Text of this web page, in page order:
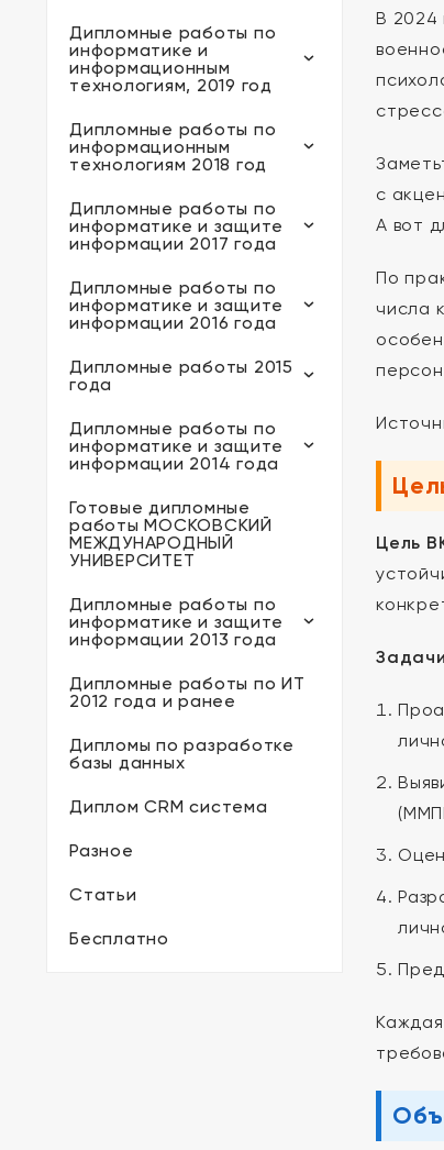
Дипломные работы по
информатике и
информационным
технологиям, 2019 год
Дипломные работы по
информационным
технологиям 2018 год
Дипломные работы по
информатике и защите
информации 2017 года
Дипломные работы по
информатике и защите
информации 2016 года
Дипломные работы 2015
года
Дипломные работы по
информатике и защите
информации 2014 года
Готовые дипломные
работы МОСКОВСКИЙ
МЕЖДУНАРОДНЫЙ
УНИВЕРСИТЕТ
Дипломные работы по
информатике и защите
информации 2013 года
Дипломные работы по ИТ
2012 года и ранее
Дипломы по разработке
базы данных
Диплом CRM система
Разное
Статьи
Бесплатно
В 2024
с
А вот
По
числа
Цель